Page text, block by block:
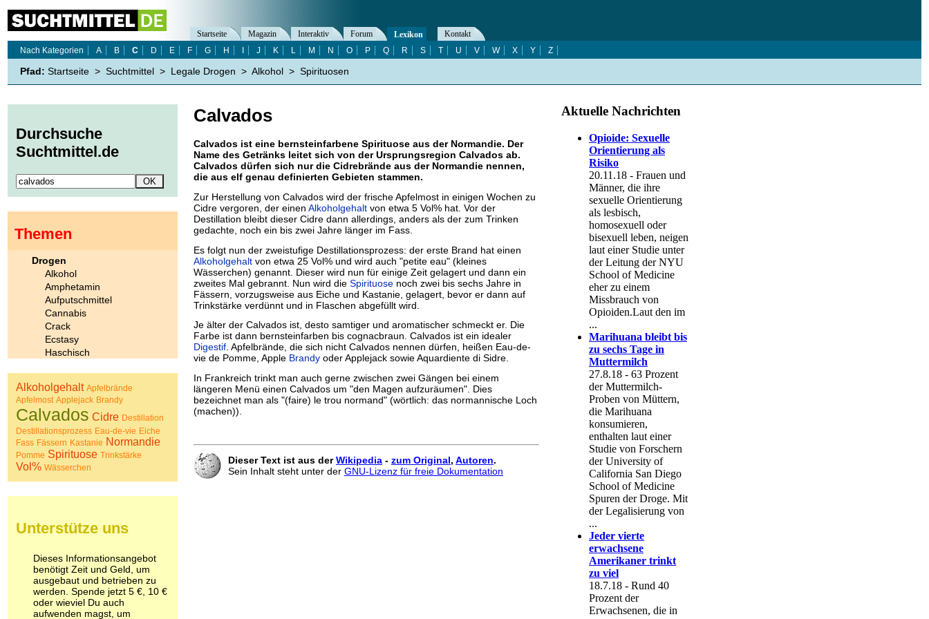
Calvados
Calvados ist eine bernsteinfarbene Spirituose aus der Normandie. Der
Name des Getränks leitet sich von der Ursprungsregion Calvados ab.
Calvados dürfen sich nur die Cidrebrände aus der Normandie nennen,
die aus elf genau definierten Gebieten stammen.
Zur Herstellung von Calvados wird der frische Apfelmost in einigen Wochen zu
Cidre vergoren, der einen Alkoholgehalt von etwa 5 Vol% hat. Vor der
Destillation bleibt dieser Cidre dann allerdings, anders als der zum Trinken
gedachte, noch ein bis zwei Jahre länger im Fass.
Es folgt nun der zweistufige Destillationsprozess: der erste Brand hat einen
Alkoholgehalt von etwa 25 Vol% und wird auch "petite eau" (kleines
Wässerchen) genannt. Dieser wird nun für einige Zeit gelagert und dann ein
zweites Mal gebrannt. Nun wird die Spirituose noch zwei bis sechs Jahre in
Fässern, vorzugsweise aus Eiche und Kastanie, gelagert, bevor er dann auf
Trinkstärke verdünnt und in Flaschen abgefüllt wird.
Je älter der Calvados ist, desto samtiger und aromatischer schmeckt er. Die
Farbe ist dann bernsteinfarben bis cognacbraun. Calvados ist ein idealer
Digestif . Apfelbrände, die sich nicht Calvados nennen dürfen, heißen Eau-de-
vie de Pomme, Apple Brandy oder Applejack sowie Aquardiente di Sidre.
In Frankreich trinkt man auch gerne zwischen zwei Gängen bei einem
längeren Menü einen Calvados um "den Magen aufzuräumen". Dies
bezeichnet man als "(faire) le trou normand" (wörtlich: das normannische Loch
(machen)).
Dieser Text ist aus derWikipedia - zum Original, Autoren.
Sein Inhalt steht unter der GNU-Lizenz für freie Dokumentation
Startseite Magazin Interaktiv Forum Lexikon
Kontakt
Nach Kategorien
A B C D E F G H J K L M N O P Q R S T U V W X Y Z
Pfad: Startseite > Suchtmittel > Legale Drogen > Alkohol > Spirituosen
Durchsuche
Suchtmittel.de
Themen
Drogen
Alkohol
Amphetamin
Aufputschmittel
Cannabis
Crack
Ecstasy
Haschisch
Koffein
Kokain
Lachgas
LSD
Marihuana
Medikamente
Meskalin
Metamphetamin
Methadon
Muskatnuss
Nikotin
Pilze
Poppers
Psychopharmaka
Schlafmittel
Schmerzmittel
Alkoholgehalt Apfelbrände
Apfelmost Applejack Brandy
Calvados Cidre Destillation
Destillationsprozess Eau-de-vie Eiche
Fass Fässern Kastanie Normandie
Pomme Spirituose Trinkstärke
Vol% Wässerchen
Unterstütze uns
Dieses Informationsangebot
benötigt Zeit und Geld, um
ausgebaut und betrieben zu
werden. Spende jetzt 5 €, 10 €
oder wieviel Du auch
aufwenden magst, um